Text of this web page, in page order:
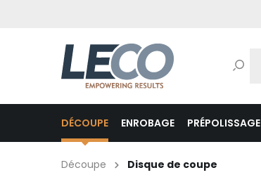
DÉCOUPE ENROBAGE PRÉPOLISSAGE
Découpe Disque de coupe